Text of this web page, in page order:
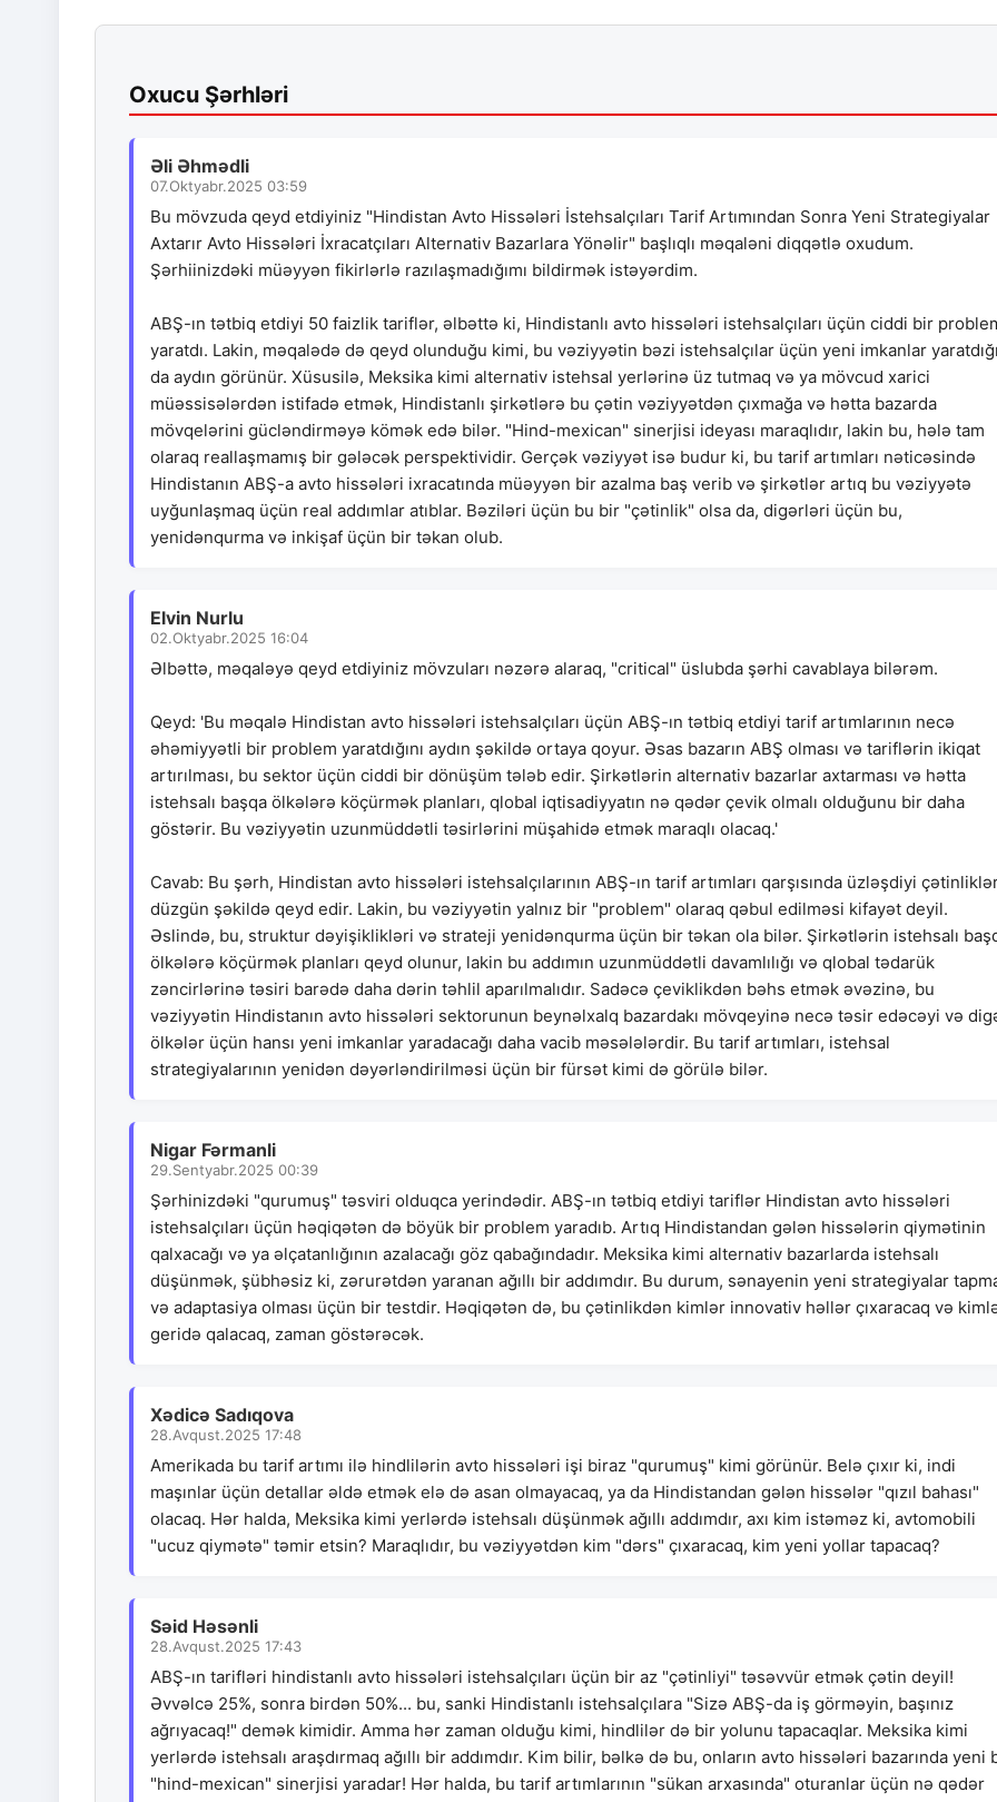
Oxucu Şərhləri
Əli Əhmədli
07.Oktyabr.2025 03:59
Bu mövzuda qeyd etdiyiniz "Hindistan Avto Hissələri İstehsalçıları Tarif Artımından Sonra Yeni Strategiyalar
Axtarır Avto Hissələri İxracatçıları Alternativ Bazarlara Yönəlir" başlıqlı məqaləni diqqətlə oxudum.
Şərhiinizdəki müəyyən fikirlərlə razılaşmadığımı bildirmək istəyərdim.
ABŞ-ın tətbiq etdiyi 50 faizlik tariflər, əlbəttə ki, Hindistanlı avto hissələri istehsalçıları üçün ciddi bir
yaratdı. Lakin, məqalədə də qeyd olunduğu kimi, bu vəziyyətin bəzi istehsalçılar üçün yeni imkanlar
da aydın görünür. Xüsusilə, Meksika kimi alternativ istehsal yerlərinə üz tutmaq və ya mövcud xarici
müəssisələrdən istifadə etmək, Hindistanlı şirkətlərə bu çətin vəziyyətdən çıxmağa və hətta bazarda
mövqelərini gücləndirməyə kömək edə bilər. "Hind-mexican" sinerjisi ideyası maraqlıdır, lakin bu, hələ tam
olaraq reallaşmamış bir gələcək perspektividir. Gerçək vəziyyət isə budur ki, bu tarif artımları nəticəsində
Hindistanın ABŞ-a avto hissələri ixracatında müəyyən bir azalma baş verib və şirkətlər artıq bu vəziyyətə
uyğunlaşmaq üçün real addımlar atıblar. Bəziləri üçün bu bir "çətinlik" olsa da, digərləri üçün bu,
yenidənqurma və inkişaf üçün bir təkan olub.
Elvin Nurlu
02.Oktyabr.2025 16:04
Əlbəttə, məqaləyə qeyd etdiyiniz mövzuları nəzərə alaraq, "critical" üslubda şərhi cavablaya bilərəm.
Qeyd: 'Bu məqalə Hindistan avto hissələri istehsalçıları üçün ABŞ-ın tətbiq etdiyi tarif artımlarının necə
əhəmiyyətli bir problem yaratdığını aydın şəkildə ortaya qoyur. Əsas bazarın ABŞ olması və tariflərin ikiqat
artırılması, bu sektor üçün ciddi bir dönüşüm tələb edir. Şirkətlərin alternativ bazarlar axtarması və hətta
istehsalı başqa ölkələrə köçürmək planları, qlobal iqtisadiyyatın nə qədər çevik olmalı olduğunu bir daha
göstərir. Bu vəziyyətin uzunmüddətli təsirlərini müşahidə etmək maraqlı olacaq.'
Cavab: Bu şərh, Hindistan avto hissələri istehsalçılarının ABŞ-ın tarif artımları qarşısında üzləşdiyi
düzgün şəkildə qeyd edir. Lakin, bu vəziyyətin yalnız bir "problem" olaraq qəbul edilməsi kifayət deyil.
Əslində, bu, struktur dəyişiklikləri və strateji yenidənqurma üçün bir təkan ola bilər. Şirkətlərin istehsalı
ölkələrə köçürmək planları qeyd olunur, lakin bu addımın uzunmüddətli davamlılığı və qlobal tədarük
zəncirlərinə təsiri barədə daha dərin təhlil aparılmalıdır. Sadəcə çeviklikdən bəhs etmək əvəzinə, bu
vəziyyətin Hindistanın avto hissələri sektorunun beynəlxalq bazardakı mövqeyinə necə təsir edəcəyi və
ölkələr üçün hansı yeni imkanlar yaradacağı daha vacib məsələlərdir. Bu tarif artımları, istehsal
strategiyalarının yenidən dəyərləndirilməsi üçün bir fürsət kimi də görülə bilər.
Nigar Fərmanli
29.Sentyabr.2025 00:39
Şərhinizdəki "qurumuş" təsviri olduqca yerindədir. ABŞ-ın tətbiq etdiyi tariflər Hindistan avto hissələri
istehsalçıları üçün həqiqətən də böyük bir problem yaradıb. Artıq Hindistandan gələn hissələrin qiymətinin
qalxacağı və ya əlçatanlığının azalacağı göz qabağındadır. Meksika kimi alternativ bazarlarda istehsalı
düşünmək, şübhəsiz ki, zərurətdən yaranan ağıllı bir addımdır. Bu durum, sənayenin yeni strategiyalar
və adaptasiya olması üçün bir testdir. Həqiqətən də, bu çətinlikdən kimlər innovativ həllər çıxaracaq və
geridə qalacaq, zaman göstərəcək.
Xədicə Sadıqova
28.Avqust.2025 17:48
Amerikada bu tarif artımı ilə hindlilərin avto hissələri işi biraz "qurumuş" kimi görünür. Belə çıxır ki, indi
maşınlar üçün detallar əldə etmək elə də asan olmayacaq, ya da Hindistandan gələn hissələr "qızıl bahası"
olacaq. Hər halda, Meksika kimi yerlərdə istehsalı düşünmək ağıllı addımdır, axı kim istəməz ki, avtomobili
"ucuz qiymətə" təmir etsin? Maraqlıdır, bu vəziyyətdən kim "dərs" çıxaracaq, kim yeni yollar tapacaq?
Səid Həsənli
28.Avqust.2025 17:43
ABŞ-ın tarifləri hindistanlı avto hissələri istehsalçıları üçün bir az "çətinliyi" təsəvvür etmək çətin deyil!
Əvvəlcə 25%, sonra birdən 50%... bu, sanki Hindistanlı istehsalçılara "Sizə ABŞ-da iş görməyin, başınız
ağrıyacaq!" demək kimidir. Amma hər zaman olduğu kimi, hindlilər də bir yolunu tapacaqlar. Meksika kimi
yerlərdə istehsalı araşdırmaq ağıllı bir addımdır. Kim bilir, bəlkə də bu, onların avto hissələri bazarında yeni
"hind-mexican" sinerjisi yaradar! Hər halda, bu tarif artımlarının "sükan arxasında" oturanlar üçün nə qədər